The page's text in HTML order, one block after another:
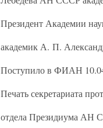
Президент Академии
академик А. П.
Поступило в ФИАН
Печать секретариата
отдела Президиума АН